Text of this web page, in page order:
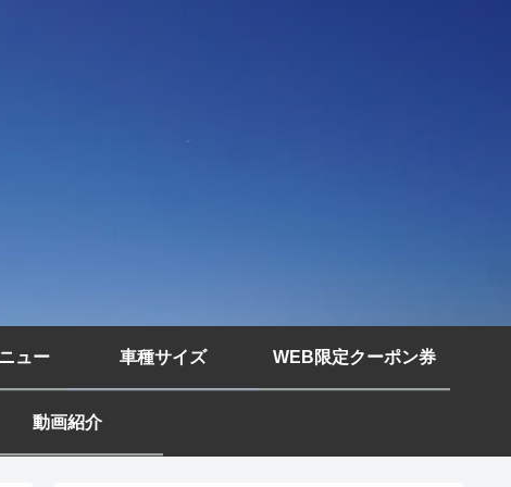
ュー 車種サイズ WEB限定クーポン券
動画紹介